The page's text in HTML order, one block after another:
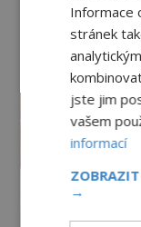
Informace
stránek
jste jim
vašem
informací
ZOBRAZIT
→